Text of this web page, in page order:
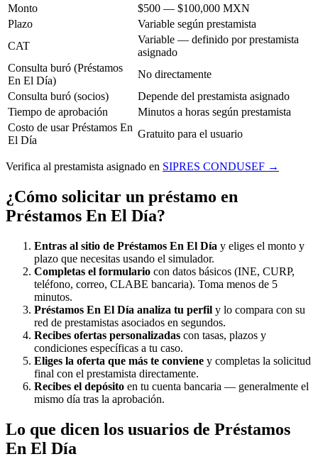
Monto
$500 — $100,000 MXN
Plazo
Variable según prestamista
CAT
Variable — definido por prestamista
asignado
Consulta buró (Préstamos
En El Día)
No directamente
Consulta buró (socios)
Depende del prestamista asignado
Tiempo de aprobación
Minutos a horas según prestamista
Costo de usar Préstamos En
El Día
Gratuito para el usuario
Verifica al prestamista asignado en SIPRES CONDUSEF →
¿Cómo solicitar un préstamo en
Préstamos En El Día?
Entras al sitio de Préstamos En El Día y eliges el monto y
plazo que necesitas usando el simulador.
Completas el formulario con datos básicos (INE, CURP,
teléfono, correo, CLABE bancaria). Toma menos de 5
minutos.
Préstamos En El Día analiza tu perfil y lo compara con su
red de prestamistas asociados en segundos.
Recibes ofertas personalizadas con tasas, plazos y
condiciones específicas a tu caso.
Eliges la oferta que más te conviene y completas la solicitud
final con el prestamista directamente.
Recibes el depósito en tu cuenta bancaria — generalmente el
mismo día tras la aprobación.
Lo que dicen los usuarios de Préstamos
En El Día